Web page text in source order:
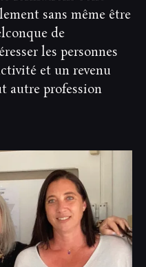
sans même être
de
les personnes
et un revenu
autre profession